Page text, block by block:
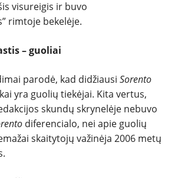
visureigis ir buvo
rimtoje bekelėje.
– guoliai
parodė, kad didžiausi Sorento
yra guolių tiekėjai. Kita vertus,
skundų skrynelėje nebuvo
diferencialo, nei apie guolių
skaitytojų važinėja 2006 metų